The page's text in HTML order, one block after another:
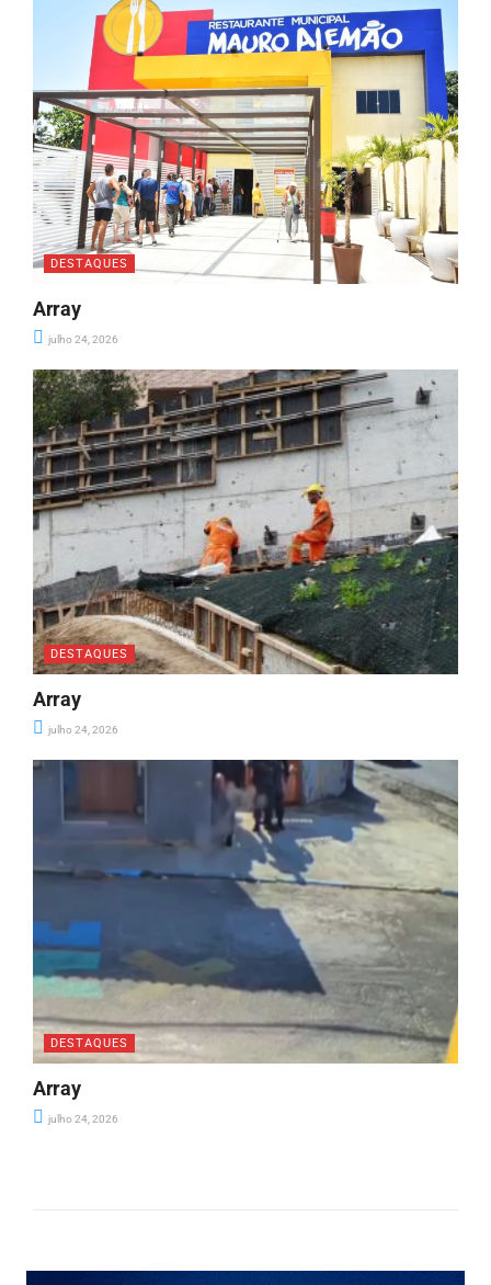
DESTAQUES
Array
julho 24, 2026
DESTAQUES
Array
julho 24, 2026
DESTAQUES
Array
julho 24, 2026